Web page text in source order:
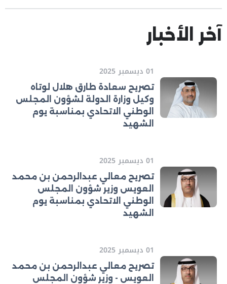
آخر الأخبار
01 ديسمبر 2025
تصريح سعادة طارق هلال لوتاه
وكيل وزارة الدولة لشؤون المجلس
الوطني الاتحادي بمناسبة يوم
الشهيد
01 ديسمبر 2025
تصريح معالي عبدالرحمن بن محمد
العويس وزير شؤون المجلس
الوطني الاتحادي بمناسبة يوم
الشهيد
01 ديسمبر 2025
تصريح معالي عبدالرحمن بن محمد
العويس - وزير شؤون المجلس